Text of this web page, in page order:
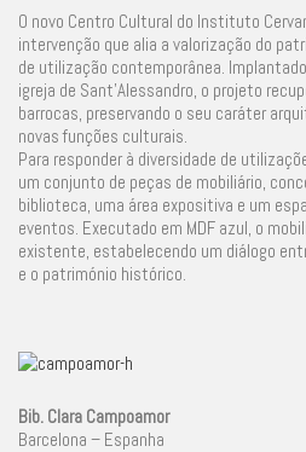
O novo Centro Cultural do Instituto
intervenção que alia a valorização do
de utilização contemporânea.
igreja de Sant’Alessandro, o projeto
barrocas, preservando o seu caráter
novas funções culturais.
Para responder à diversidade de
um conjunto de peças de mobiliário,
biblioteca, uma área expositiva e um
eventos. Executado em MDF azul, o
existente, estabelecendo um diálogo
e o património histórico.
Bib. Clara Campoamor
Barcelona – Espanha